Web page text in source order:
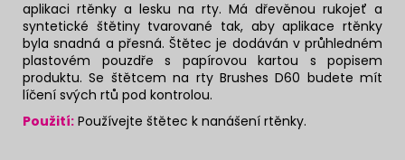
aplikaci rtěnky a lesku na rty. Má dřevěnou rukojeť a
syntetické štětiny tvarované tak, aby aplikace rtěnky
byla snadná a přesná. Štětec je dodáván v průhledném
plastovém pouzdře s papírovou kartou s popisem
produktu. Se štětcem na rty Brushes D60 budete mít
líčení svých rtů pod kontrolou.
Použití: Používejte štětec k nanášení rtěnky.